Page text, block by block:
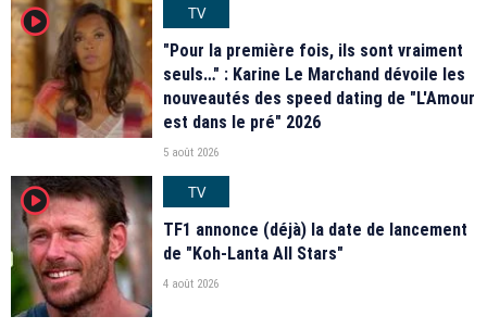
player2
TV
"Pour la première fois, ils sont vraiment
seuls…" : Karine Le Marchand dévoile les
nouveautés des speed dating de "L'Amour
est dans le pré" 2026
5 août 2026
player2
TV
TF1 annonce (déjà) la date de lancement
de "Koh-Lanta All Stars"
4 août 2026